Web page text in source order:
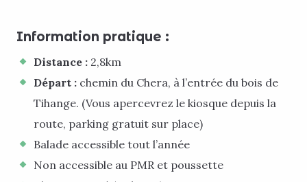
Information pratique :
Distance :2,8km
Départ :chemin du Chera, à l’entrée du bois de
Tihange. (Vous apercevrez le kiosque depuis la
route, parking gratuit sur place)
Balade accessible tout l’année
Non accessible au PMR et poussette